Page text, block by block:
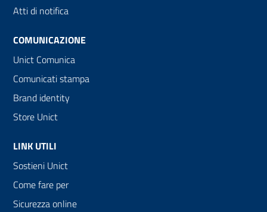
Atti di notifica
COMUNICAZIONE
Unict Comunica
Comunicati stampa
Brand identity
Store Unict
LINK UTILI
Sostieni Unict
Come fare per
Sicurezza online